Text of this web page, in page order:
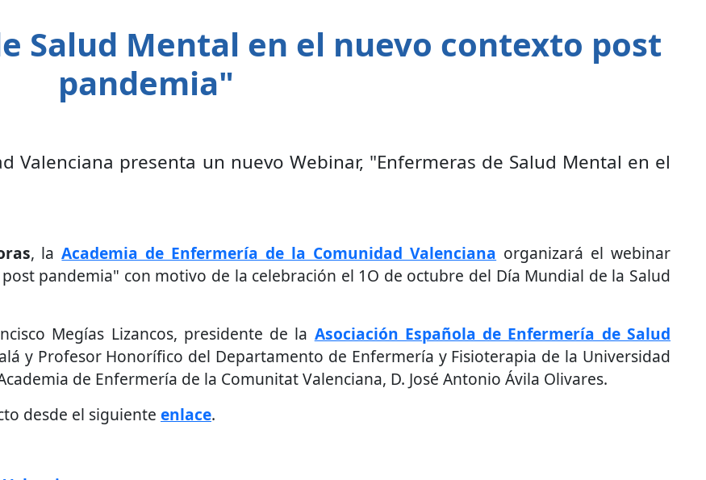
Salud Mental en el nuevo contexto post
pandemia"
Valenciana presenta un nuevo Webinar, "Enfermeras de Salud Mental en el
, laAcademia de Enfermería de la Comunidad Valenciana organizará el webinar
pandemia" con motivo de la celebración el 1O de octubre del Día Mundial de la Salud
Megías Lizancos, presidente de la Asociación Española de Enfermería de Salud
y Profesor Honorífico del Departamento de Enfermería y Fisioterapia de la Universidad
de Enfermería de la Comunitat Valenciana, D. José Antonio Ávila Olivares.
desde el siguiente enlace.